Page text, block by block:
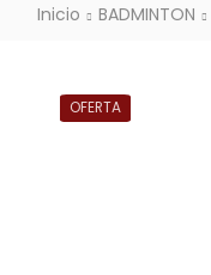
Inicio BADMINTON
OFERTA